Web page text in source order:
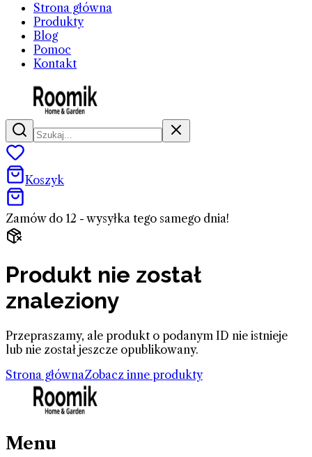
Strona główna
Produkty
Blog
Pomoc
Kontakt
Koszyk
Zamów do 12 - wysyłka tego samego dnia!
Produkt nie został
znaleziony
Przepraszamy, ale produkt o podanym ID nie istnieje
lub nie został jeszcze opublikowany.
Strona głównaZobacz inne produkty
Menu